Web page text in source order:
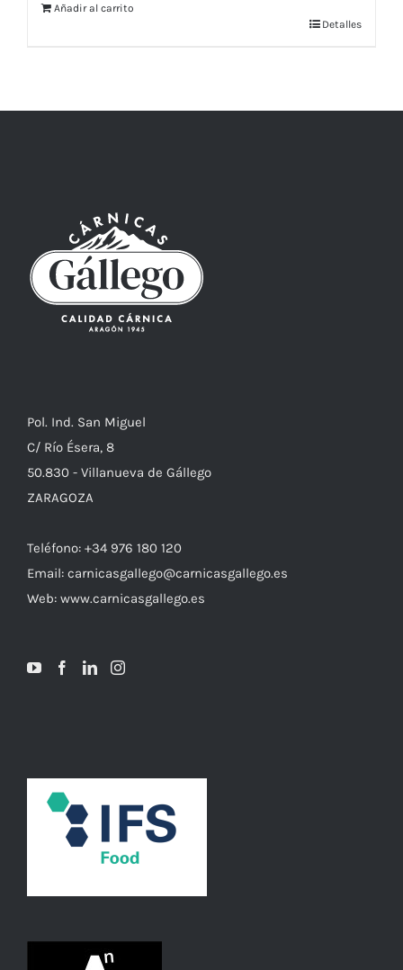
Añadir al carrito
Detalles
Pol. Ind. San Miguel
C/ Río Ésera, 8
50.830 - Villanueva de Gállego
ZARAGOZA
Teléfono: +34 976 180 120
Email: carnicasgallego@carnicasgallego.es
Web: www.carnicasgallego.es